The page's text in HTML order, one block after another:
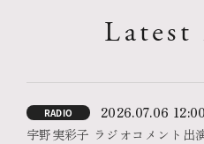
Latest
RADIO 2026.07.06 12:00
宇野実彩子 ラジオコメント出